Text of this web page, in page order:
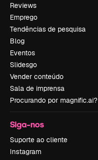
Reviews
Emprego
Tendências de pesquisa
Blog
Eventos
Slidesgo
Vender conteúdo
Sala de imprensa
Procurando por magnific.ai?
Siga-nos
Suporte ao cliente
Instagram